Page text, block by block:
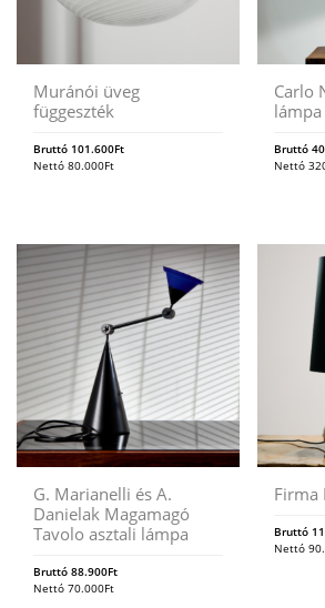
Muránói üveg
függeszték
Bruttó 101.600Ft
Nettó 80.000Ft
Carlo
lámpa
Bruttó
Nettó
G. Marianelli és A.
Danielak Magamagó
Tavolo asztali lámpa
Bruttó 88.900Ft
Nettó 70.000Ft
Firma
Bruttó
Nettó